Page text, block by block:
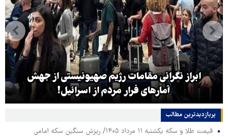
ابراز نگرانی مقامات رژیم صهیونیستی از جهش
آمارهای فرار مردم از اسرائیل!
پربازدیدترین‌ مطالب
قیمت طلا و سکه یکشنبه ۱۱ مرداد ۱۴۰۵/ ریزش سنگین سکه امامی